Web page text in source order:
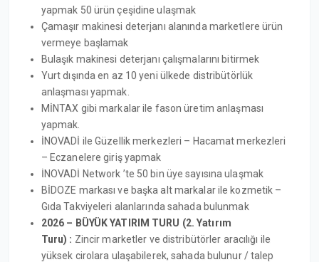
yapmak 50 ürün çeşidine ulaşmak
Çamaşır makinesi deterjanı alanında marketlere ürün
vermeye başlamak
Bulaşık makinesi deterjanı çalışmalarını bitirmek
Yurt dışında en az 10 yeni ülkede distribütörlük
anlaşması yapmak.
MİNTAX gibi markalar ile fason üretim anlaşması
yapmak.
İNOVADİ ile Güzellik merkezleri – Hacamat merkezleri
– Eczanelere giriş yapmak
İNOVADİ Network ’te 50 bin üye sayısına ulaşmak
BİDOZE markası ve başka alt markalar ile kozmetik –
Gıda Takviyeleri alanlarında sahada bulunmak
2026 – BÜYÜK YATIRIM TURU (2. Yatırım
Turu) : Zincir marketler ve distribütörler aracılığı ile
yüksek cirolara ulaşabilerek, sahada bulunur / talep